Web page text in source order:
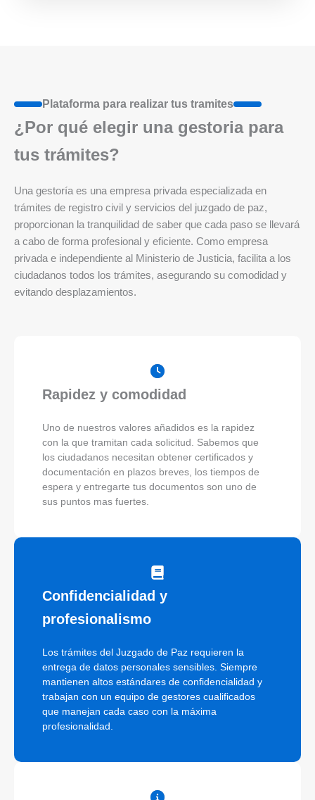
Plataforma para realizar tus tramites
¿Por qué elegir una gestoria para
tus trámites?
Una gestoría es una empresa privada especializada en
trámites de registro civil y servicios del juzgado de paz,
proporcionan la tranquilidad de saber que cada paso se llevará
a cabo de forma profesional y eficiente. Como empresa
privada e independiente al Ministerio de Justicia, facilita a los
ciudadanos todos los trámites, asegurando su comodidad y
evitando desplazamientos.
Rapidez y comodidad
Uno de nuestros valores añadidos es la rapidez
con la que tramitan cada solicitud. Sabemos que
los ciudadanos necesitan obtener certificados y
documentación en plazos breves, los tiempos de
espera y entregarte tus documentos son uno de
sus puntos mas fuertes.
Confidencialidad y
profesionalismo
Los trámites del Juzgado de Paz requieren la
entrega de datos personales sensibles. Siempre
mantienen altos estándares de confidencialidad y
trabajan con un equipo de gestores cualificados
que manejan cada caso con la máxima
profesionalidad.